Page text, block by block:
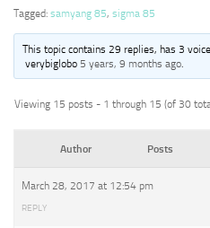
Tagged: samyang 85, sigma 85
This topic contains 29 replies, has 3
verybiglobo 5 years, 9 months ago.
Viewing 15 posts - 1 through 15 (of 30
Author Posts
March 28, 2017 at 12:54 pm
REPLY